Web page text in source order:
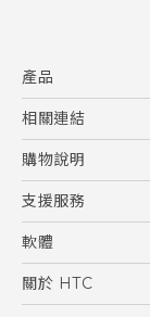
產品
5G
智慧型手機
配件
相關連結
HTC Research
購物說明
購物須知
訂單管理
付款方式
支援服務
到府收送維修服務
服務中心資訊
客戶服務佈告欄
軟體
應用程式
關於 HTC